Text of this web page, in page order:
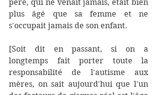
père, qui ne venait jamais, était bien
plus âgé que sa femme et ne
s'occupait jamais de son enfant.
[Soit dit en passant, si on a
longtemps fait porter toute la
responsabilité de l'autisme aux
mères, on sait aujourd'hui que l'un